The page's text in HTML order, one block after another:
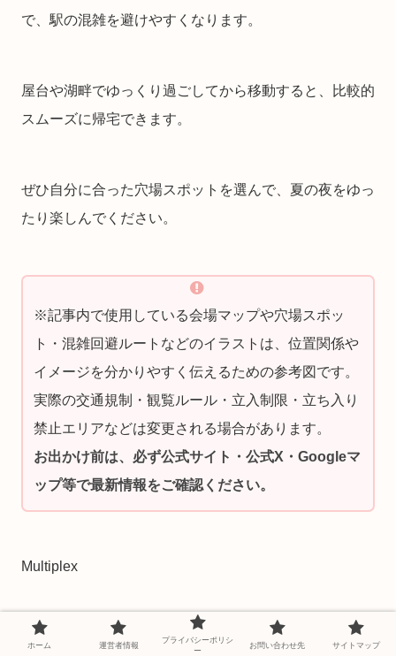
で、駅の混雑を避けやすくなります。
屋台や湖畔でゆっくり過ごしてから移動すると、比較的
スムーズに帰宅できます。
ぜひ自分に合った穴場スポットを選んで、夏の夜をゆっ
たり楽しんでください。
※記事内で使用している会場マップや穴場スポッ
ト・混雑回避ルートなどのイラストは、位置関係や
イメージを分かりやすく伝えるための参考図です。
実際の交通規制・観覧ルール・立入制限・立ち入り
禁止エリアなどは変更される場合があります。
お出かけ前は、必ず公式サイト・公式X・Googleマ
ップ等で最新情報をご確認ください。
Multiplex
ホーム 運営者情報
プライバシーポリシ
ー
お問い合わせ先 サイトマップ